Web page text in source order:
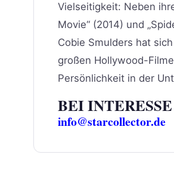
Vielseitigkeit: Neben
Movie“ (2014) und
Cobie Smulders hat
großen Hollywood-
Persönlichkeit in der
BEI
info@starcollector.de